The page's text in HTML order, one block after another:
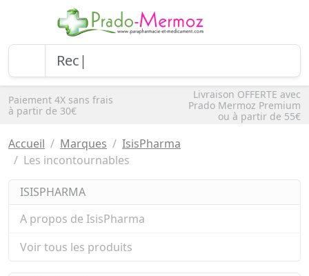
Paiement 4X sans frais
à partir de 30€
Livraison OFFERTE avec
Prado Mermoz Premium
ou à partir de 55€
Accueil Marques
IsisPharma
Les incontournables
ISISPHARMA
A propos de IsisPharma
Voir tous les produits